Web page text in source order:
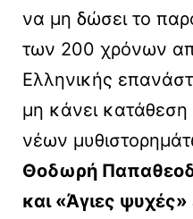
να μη δώσει το
των 200 χρόνων
Ελληνικής
μη κάνει
νέων
Θοδωρή
και «Άγιες ψυχές»